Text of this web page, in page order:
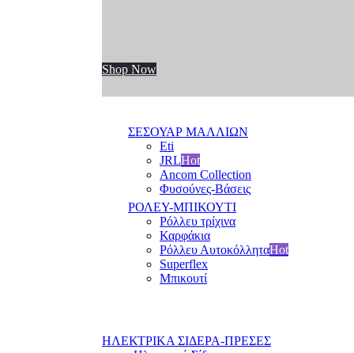
Shop Now
ΣΕΣΟΥΑΡ ΜΑΛΛΙΩΝ
Eti
JRLHot
Ancom Collection
Φυσούνες-Βάσεις
ΡΟΛΕΥ-ΜΠΙΚΟΥΤΙ
Ρόλλευ τρίχινα
Καρφάκια
Ρόλλευ ΑυτοκόλληταHot
Superflex
Μπικουτί
ΗΛΕΚΤΡΙΚΑ ΣΙΔΕΡΑ-ΠΡΕΣΕΣ